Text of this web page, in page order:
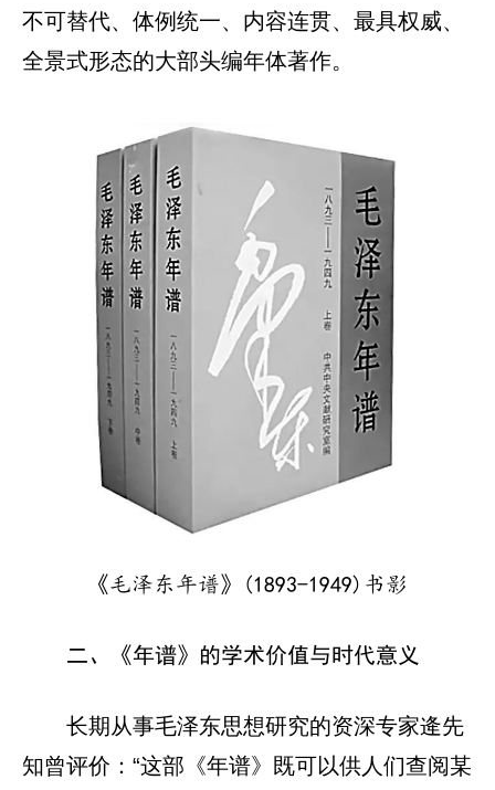
不可替代、体例统一、内容连贯、最具权威、
全景式形态的大部头编年体著作。
《毛泽东年谱》(1893-1949)书影
二、《年谱》的学术价值与时代意义
长期从事毛泽东思想研究的资深专家逄先
知曾评价：“这部《年谱》既可以供人们查阅某